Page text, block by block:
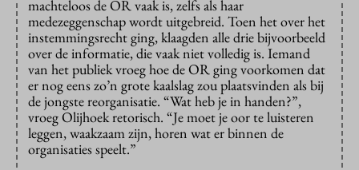
machteloos de OR vaak is, zelfs als haar
medezeggenschap wordt uitgebreid. Toen het over het
instemmingsrecht ging, klaagden alle drie bijvoorbeeld
over de informatie, die vaak niet volledig is. Iemand
van het publiek vroeg hoe de OR ging voorkomen dat
er nog eens zo’n grote kaalslag zou plaatsvinden als bij
de jongste reorganisatie. “Wat heb je in handen?”,
vroeg Olijhoek retorisch. “Je moet je oor te luisteren
leggen, waakzaam zijn, horen wat er binnen de
organisaties speelt.”